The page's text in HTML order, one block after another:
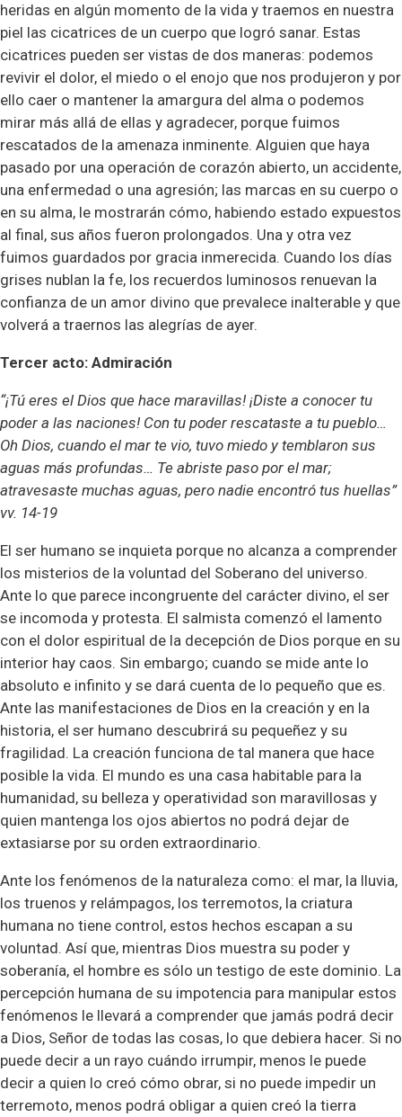
heridas en algún momento de la vida y traemos en nuestra
piel las cicatrices de un cuerpo que logró sanar. Estas
cicatrices pueden ser vistas de dos maneras: podemos
revivir el dolor, el miedo o el enojo que nos produjeron y por
ello caer o mantener la amargura del alma o podemos
mirar más allá de ellas y agradecer, porque fuimos
rescatados de la amenaza inminente. Alguien que haya
pasado por una operación de corazón abierto, un accidente,
una enfermedad o una agresión; las marcas en su cuerpo o
en su alma, le mostrarán cómo, habiendo estado expuestos
al final, sus años fueron prolongados. Una y otra vez
fuimos guardados por gracia inmerecida. Cuando los días
grises nublan la fe, los recuerdos luminosos renuevan la
confianza de un amor divino que prevalece inalterable y que
volverá a traernos las alegrías de ayer.
Tercer acto: Admiración
“¡Tú eres el Dios que hace maravillas! ¡Diste a conocer tu
poder a las naciones! Con tu poder rescataste a tu pueblo…
Oh Dios, cuando el mar te vio, tuvo miedo y temblaron sus
aguas más profundas… Te abriste paso por el mar;
atravesaste muchas aguas, pero nadie encontró tus huellas”
vv. 14-19
El ser humano se inquieta porque no alcanza a comprender
los misterios de la voluntad del Soberano del universo.
Ante lo que parece incongruente del carácter divino, el ser
se incomoda y protesta. El salmista comenzó el lamento
con el dolor espiritual de la decepción de Dios porque en su
interior hay caos. Sin embargo; cuando se mide ante lo
absoluto e infinito y se dará cuenta de lo pequeño que es.
Ante las manifestaciones de Dios en la creación y en la
historia, el ser humano descubrirá su pequeñez y su
fragilidad. La creación funciona de tal manera que hace
posible la vida. El mundo es una casa habitable para la
humanidad, su belleza y operatividad son maravillosas y
quien mantenga los ojos abiertos no podrá dejar de
extasiarse por su orden extraordinario.
Ante los fenómenos de la naturaleza como: el mar, la lluvia,
los truenos y relámpagos, los terremotos, la criatura
humana no tiene control, estos hechos escapan a su
voluntad. Así que, mientras Dios muestra su poder y
soberanía, el hombre es sólo un testigo de este dominio. La
percepción humana de su impotencia para manipular estos
fenómenos le llevará a comprender que jamás podrá decir
a Dios, Señor de todas las cosas, lo que debiera hacer. Si no
puede decir a un rayo cuándo irrumpir, menos le puede
decir a quien lo creó cómo obrar, si no puede impedir un
terremoto, menos podrá obligar a quien creó la tierra